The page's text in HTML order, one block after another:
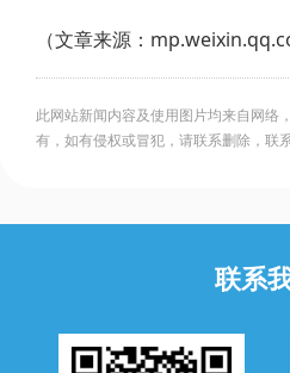
（文章来源：
此网站新闻内容及使用图片均来自网络
有，如有侵权或冒犯，请联系删除，联
联系